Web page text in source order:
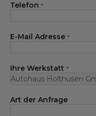
Neuigkeiten
Kundenservice
Alle Werkstätten
Telefon *
E-Mail Adresse *
Ihre Werkstatt *
Art der Anfrage